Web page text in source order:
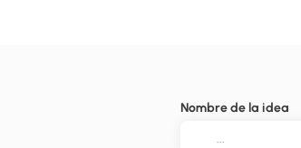
Nombre de la idea